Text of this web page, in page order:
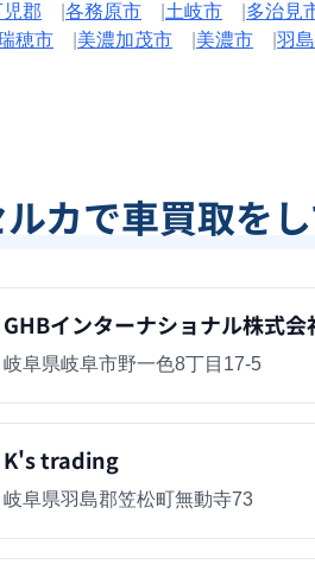
郡 各務原市 土岐市 多治見
穂市 美濃加茂市 美濃市 羽
カで車買取を
GHBインターナショナル株式会
岐阜県岐阜市野一色8丁目17-5
K's trading
岐阜県羽島郡笠松町無動寺73